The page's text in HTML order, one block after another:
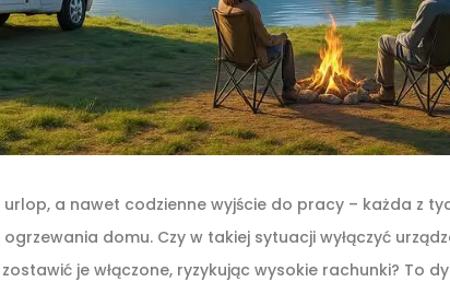
urlop, a nawet codzienne wyjście do pracy – każda z
domu. Czy w takiej sytuacji wyłączyć
je włączone, ryzykując wysokie rachunki? To